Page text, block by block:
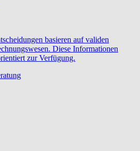
basieren auf validen
Diese Informationen
zur Verfügung.